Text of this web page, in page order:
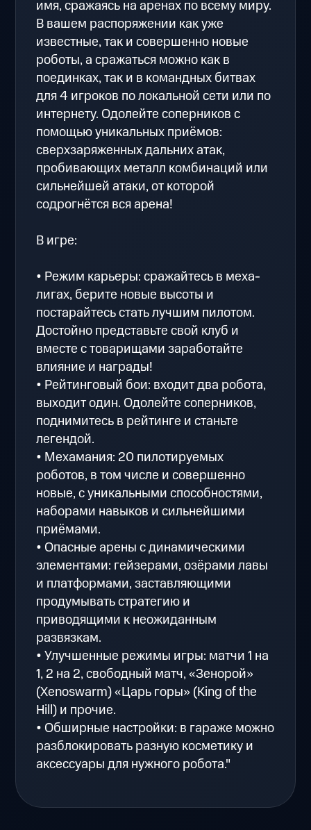
имя, сражаясь на аренах по всему миру.
В вашем распоряжении как уже
известные, так и совершенно новые
роботы, а сражаться можно как в
поединках, так и в командных битвах
для 4 игроков по локальной сети или по
интернету. Одолейте соперников с
помощью уникальных приёмов:
сверхзаряженных дальних атак,
пробивающих металл комбинаций или
сильнейшей атаки, от которой
содрогнётся вся арена!
В игре:
• Режим карьеры: сражайтесь в меха-
лигах, берите новые высоты и
постарайтесь стать лучшим пилотом.
Достойно представьте свой клуб и
вместе с товарищами заработайте
влияние и награды!
• Рейтинговый бои: входит два робота,
выходит один. Одолейте соперников,
поднимитесь в рейтинге и станьте
легендой.
• Мехамания: 20 пилотируемых
роботов, в том числе и совершенно
новые, с уникальными способностями,
наборами навыков и сильнейшими
приёмами.
• Опасные арены с динамическими
элементами: гейзерами, озёрами лавы
и платформами, заставляющими
продумывать стратегию и
приводящими к неожиданным
развязкам.
• Улучшенные режимы игры: матчи 1 на
1, 2 на 2, свободный матч, «Зенорой»
(Xenoswarm) «Царь горы» (King of the
Hill) и прочие.
• Обширные настройки: в гараже можно
разблокировать разную косметику и
аксессуары для нужного робота."